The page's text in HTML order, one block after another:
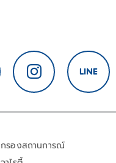
กรองสถานการณ์